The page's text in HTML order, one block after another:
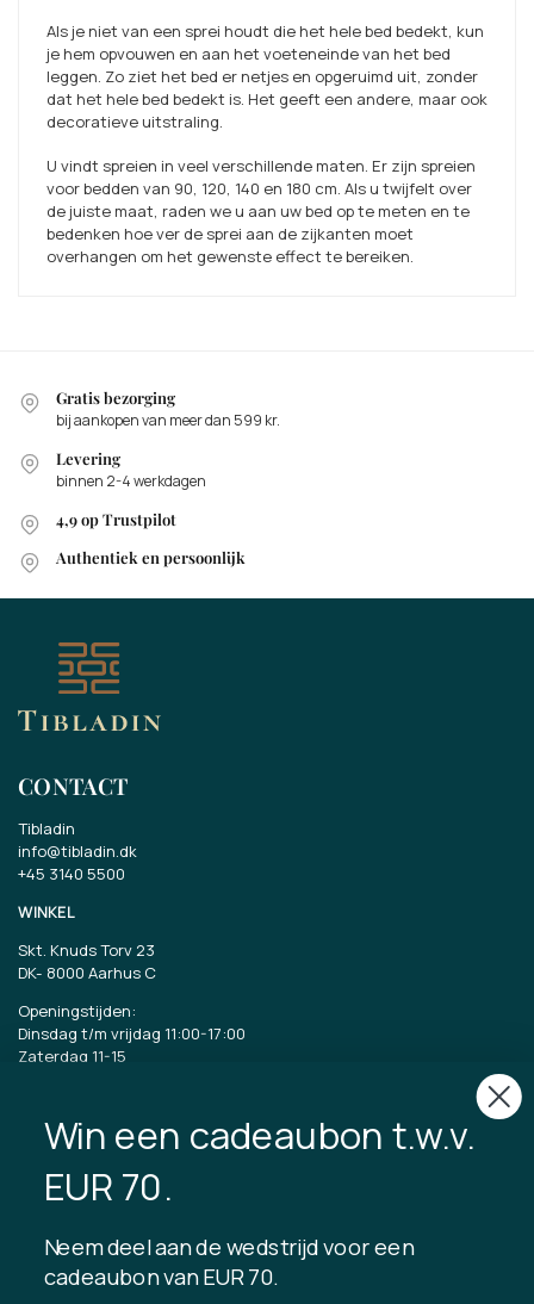
Als je niet van een sprei houdt die het hele bed bedekt, kun
je hem opvouwen en aan het voeteneinde van het bed
leggen. Zo ziet het bed er netjes en opgeruimd uit, zonder
dat het hele bed bedekt is. Het geeft een andere, maar ook
decoratieve uitstraling.
U vindt spreien in veel verschillende maten. Er zijn spreien
voor bedden van 90, 120, 140 en 180 cm. Als u twijfelt over
de juiste maat, raden we u aan uw bed op te meten en te
bedenken hoe ver de sprei aan de zijkanten moet
overhangen om het gewenste effect te bereiken.
Gratis bezorging
bij aankopen van meer dan 599 kr.
Levering
binnen 2-4 werkdagen
4,9 op Trustpilot
Authentiek en persoonlijk
CONTACT
Tibladin
info@tibladin.dk
+45 3140 5500
WINKEL
Skt. Knuds Torv 23
DK- 8000 Aarhus C
Openingstijden:
Dinsdag t/m vrijdag 11:00-17:00
Zaterdag 11-15
TIBLADIN
Over Tibladin
Duurzame productie
Klantenclub registreren
Neem contact met ons op
Win een cadeaubon t.w.v.
EUR 70.
Neem deel aan de wedstrijd voor een
cadeaubon van EUR 70.